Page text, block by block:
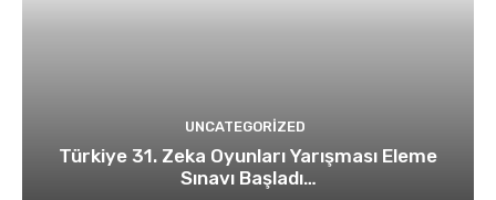
UNCATEGORIZED
Türkiye 31. Zeka Oyunları Yarışması Eleme
Sınavı Başladı…